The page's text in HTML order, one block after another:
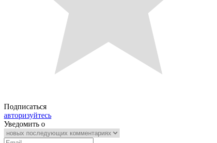
Подписаться
авторизуйтесь
Уведомить о